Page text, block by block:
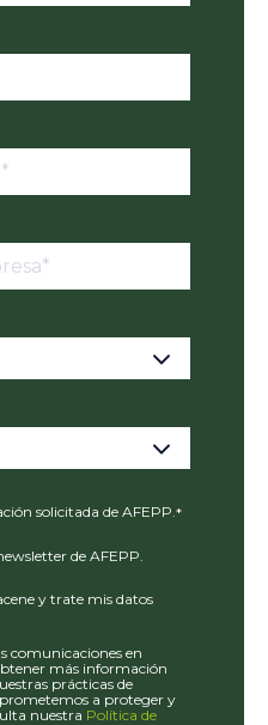
solicitada de AFEPP. *
de AFEPP.
y trate mis datos
comunicaciones en
más información
prácticas de
a proteger y
nuestra Política de